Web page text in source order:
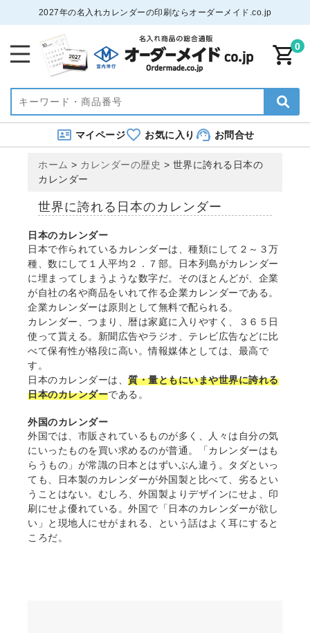
2027年の名入れカレンダーの印刷ならオーダーメイド.co.jp
0
マイページ お気に入り お問合せ
ホーム > カレンダーの歴史 > 世界に誇れる日本の
カレンダー
世界に誇れる日本のカレンダー
日本のカレンダー
日本で作られているカレンダーは、種類にして２～３万
種、数にして１人平均２．７部。日本列島がカレンダー
に埋まってしまうような数字だ。そのほとんどが、企業
が自社の名や商品をいれて作る企業カレンダーである。
企業カレンダーは原則として無料で配られる。
カレンダー、つまり、暦は家庭に入りやすく、３６５日
使って貰える。新聞広告やラジオ、テレビ広告などに比
べて保有性が格段に高い。情報媒体としては、最高で
す。
日本のカレンダーは、 質・量ともにいまや世界に誇れる
日本のカレンダーである。
外国のカレンダー
外国では、市販されているものが多く、人々は自分の気
にいったものを買い求めるのが普通。「カレンダーはも
らうもの」が常識の日本とはずいぶん違う。タダといっ
ても、日本製のカレンダーが外国製と比べて、劣るとい
うことはない。むしろ、外国製よりデザインにせよ、印
刷にせよ優れている。外国で「日本のカレンダーが欲し
い」と現地人にせがまれる、という話はよく耳にすると
ころだ。